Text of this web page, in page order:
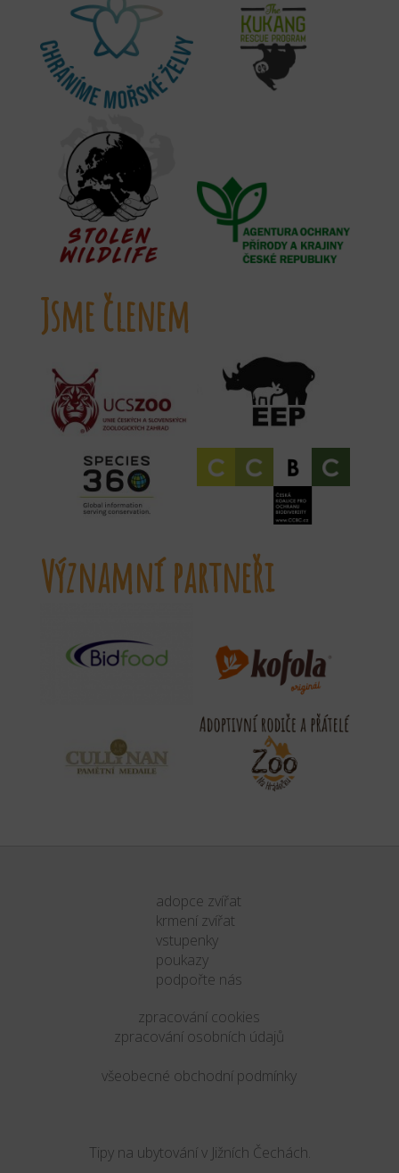
Jsme členem
Významní partneři
adopce zvířat
krmení zvířat
vstupenky
poukazy
podpořte nás
zpracování cookies
zpracování osobních údajů
všeobecné obchodní podmínky
Tipy na ubytování v Jižních Čechách.